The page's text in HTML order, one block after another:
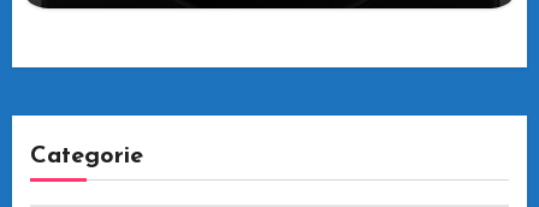
Categorie